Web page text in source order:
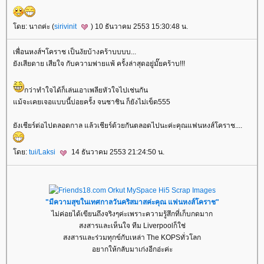
ดย: นาถค่ะ (sirivinit ) 10 ธันวาคม 2553 15:30:48 น.
เพื่อนหงส์ฯโคราช เป็นงัยบ้างคร้าบบบบ...
ังเสียดาย เสียใจ กับความพ่ายแพ้ ครั้งล่าสุดอยู่มั๊ยคร้าบ!!!
กว่าทำใจได้ก็เล่นเอาเพลียหัวใจไปเช่นกัน
ม้จะเคยเจอแบบนี้บ่อยครั้ง จนชาชิน ก็ยังไม่เข็ด555
ังเชียร์ต่อไปตลอดกาล แล้วเชียร์ด้วยกันตลอดไปนะค่ะคุณแฟนหงส์โคราช....
ดย: tui/Laksi 14 ธันวาคม 2553 21:24:50 น.
"มีความสุขในเทศกาลวันคริสมาสค่ะคุณ แฟนหงส์โคราช"
ไม่ค่อยได้เขียนถึงจริงๆค่ะเพราะความรู้สึกที่เก็บกดมาก
สงสารและเห็นใจ ทีม Liverpoolก็ใช่
สงสารและร่วมทุกข์กับเหล่า The KOPSทั่วโลก
อยากให้กลับมาเก่งอีกอ่ะค่ะ